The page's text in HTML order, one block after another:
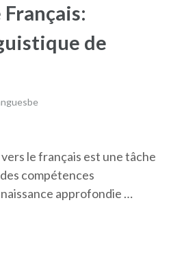
de
le français est une tâche
compétences
approfondie …